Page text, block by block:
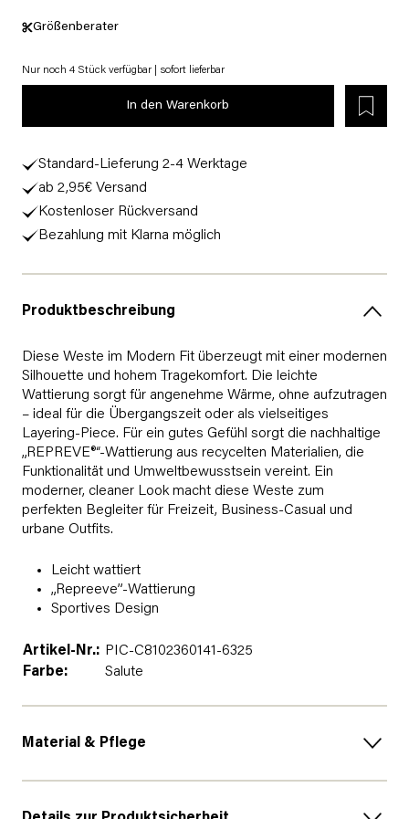
Größenberater
Nur noch 4 Stück verfügbar | sofort lieferbar
In den Warenkorb
Standard-Lieferung 2-4 Werktage
ab 2,95€ Versand
Kostenloser Rückversand
Bezahlung mit Klarna möglich
Produktbeschreibung
Diese Weste im Modern Fit überzeugt mit einer modernen
Silhouette und hohem Tragekomfort. Die leichte
Wattierung sorgt für angenehme Wärme, ohne aufzutragen
– ideal für die Übergangszeit oder als vielseitiges
Layering-Piece. Für ein gutes Gefühl sorgt die nachhaltige
„REPREVE®“-Wattierung aus recycelten Materialien, die
Funktionalität und Umweltbewusstsein vereint. Ein
moderner, cleaner Look macht diese Weste zum
perfekten Begleiter für Freizeit, Business-Casual und
urbane Outfits.
Leicht wattiert
„Repreeve”-Wattierung
Sportives Design
Artikel-Nr.: PIC-C8102360141-6325
Farbe:
Salute
Material & Pflege